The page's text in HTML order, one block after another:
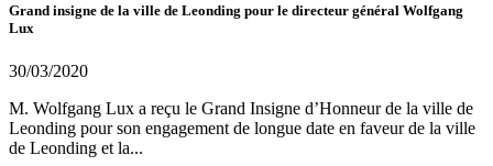
Grand insigne de la ville de Leonding pour le directeur général Wolfgang
Lux
30/03/2020
M. Wolfgang Lux a reçu le Grand Insigne d’Honneur de la ville de
Leonding pour son engagement de longue date en faveur de la ville
de Leonding et la...